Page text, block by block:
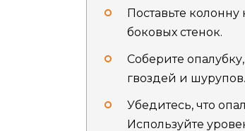
Поставьте
боковых стенок.
Соберите
гвоздей и шурупов.
Убедитесь, что
Используйте